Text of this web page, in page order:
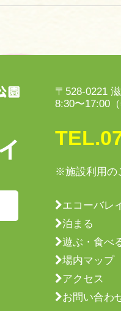
〒528-0221
8:30〜17:00
TEL.
※施設利用の
エコーバレ
泊まる
遊ぶ・食べ
場内マップ
アクセス
お問い合わ